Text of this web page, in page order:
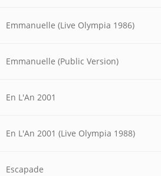
Emmanuelle (Live Olympia 1986)
Emmanuelle (Public Version)
En L'An 2001
En L'An 2001 (Live Olympia 1988)
Escapade